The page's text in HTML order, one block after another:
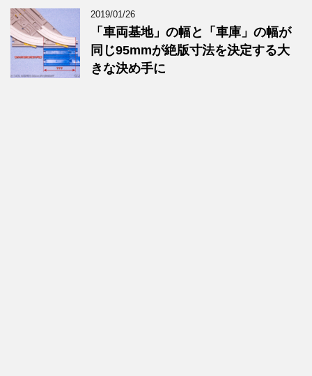
2019/01/26
「車両基地」の幅と「車庫」の幅が
同じ95mmが絶版寸法を決定する大
きな決め手に